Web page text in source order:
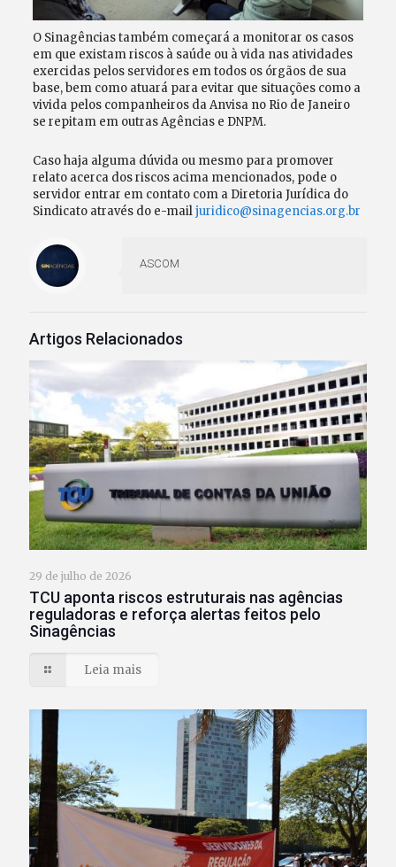
O Sinagências também começará a monitorar os casos
em que existam riscos à saúde ou à vida nas atividades
exercidas pelos servidores em todos os órgãos de sua
base, bem como atuará para evitar que situações como a
vivida pelos companheiros da Anvisa no Rio de Janeiro
se repitam em outras Agências e DNPM.
Caso haja alguma dúvida ou mesmo para promover
relato acerca dos riscos acima mencionados, pode o
servidor entrar em contato com a Diretoria Jurídica do
Sindicato através do e-mailjuridico@sinagencias.org.br
ASCOM
Artigos Relacionados
29 de julho de 2026
TCU aponta riscos estruturais nas agências
reguladoras e reforça alertas feitos pelo
Sinagências
Leia mais